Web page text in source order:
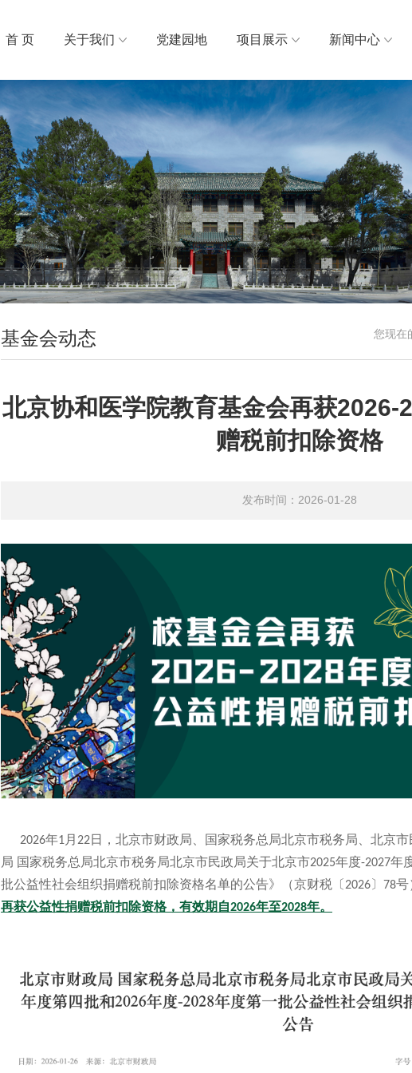
首 页 关于我们 党建园地 项目展示 新闻中心
基金会动态 您现在
北京协和医学院教育基金会再获2026-
赠税前扣除资格
发布时间：2026-01-28
2026年1月22日，北京市财政局、国家税务总局北京市税务局、北京
局 国家税务总局北京市税务局北京市民政局关于北京市2025年度-2027年
批公益性社会组织捐赠税前扣除资格名单的公告》（京财税〔2026〕78号
再获公益性捐赠税前扣除资格，有效期自2026年至2028年。